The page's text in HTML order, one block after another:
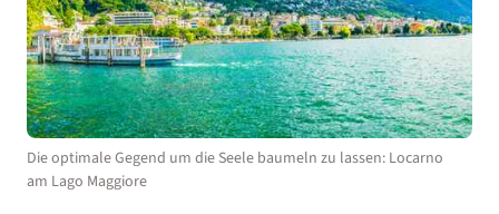
Die optimale Gegend um die Seele baumeln zu lassen: Locarno
am Lago Maggiore